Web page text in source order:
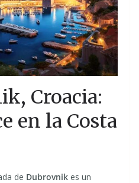
Croacia:
en la Costa
de Dubrovnik es un